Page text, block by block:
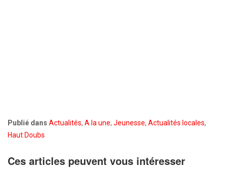
Publié dans Actualités, A la une, Jeunesse, Actualités locales,
Haut Doubs
Ces articles peuvent vous intéresser